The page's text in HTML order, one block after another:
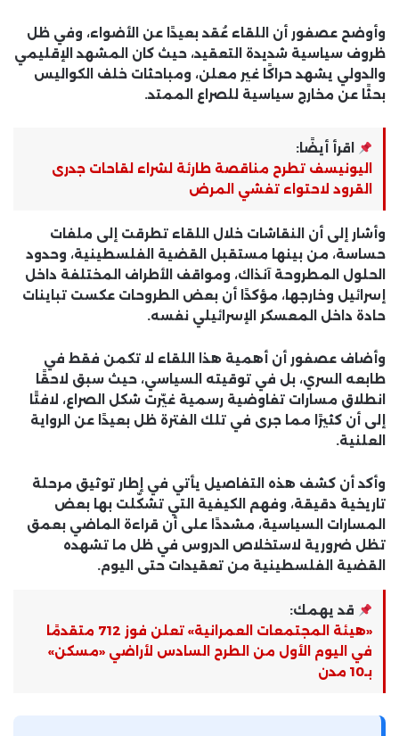
وأوضح عصفور أن اللقاء عُقد بعيدًا عن الأضواء، وفي ظل
ظروف سياسية شديدة التعقيد، حيث كان المشهد الإقليمي
والدولي يشهد حراكًا غير معلن، ومباحثات خلف الكواليس
بحثًا عن مخارج سياسية للصراع الممتد.
اقرأ أيضًا:
اليونيسف تطرح مناقصة طارئة لشراء لقاحات جدرى
القرود لاحتواء تفشي المرض
وأشار إلى أن النقاشات خلال اللقاء تطرقت إلى ملفات
حساسة، من بينها مستقبل القضية الفلسطينية، وحدود
الحلول المطروحة آنذاك، ومواقف الأطراف المختلفة داخل
إسرائيل وخارجها، مؤكدًا أن بعض الطروحات عكست تباينات
حادة داخل المعسكر الإسرائيلي نفسه.
وأضاف عصفور أن أهمية هذا اللقاء لا تكمن فقط في
طابعه السري، بل في توقيته السياسي، حيث سبق لاحقًا
انطلاق مسارات تفاوضية رسمية غيّرت شكل الصراع، لافتًا
إلى أن كثيرًا مما جرى في تلك الفترة ظل بعيدًا عن الرواية
العلنية.
وأكد أن كشف هذه التفاصيل يأتي في إطار توثيق مرحلة
تاريخية دقيقة، وفهم الكيفية التي تشكّلت بها بعض
المسارات السياسية، مشددًا على أن قراءة الماضي بعمق
تظل ضرورية لاستخلاص الدروس في ظل ما تشهده
القضية الفلسطينية من تعقيدات حتى اليوم.
قد يهمك:
«هيئة المجتمعات العمرانية» تعلن فوز 712 متقدمًا
في اليوم الأول من الطرح السادس لأراضي «مسكن»
بـ10 مدن